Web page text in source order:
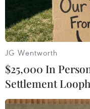
tính năng giá
(khoảng 283 USD).
Chiếc tablet
một camera 5
loạt ứng dụng
Kindle,
JG Wentworth
$25,000 In
Settlement